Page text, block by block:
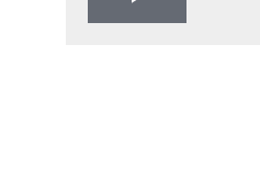
Play